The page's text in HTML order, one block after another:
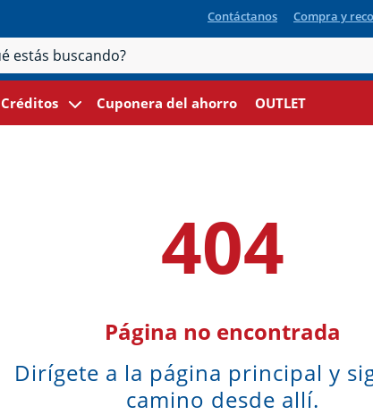
Contáctanos Compra y
Créditos Cuponera del ahorro OUTLET
404
Página no encontrada
Dirígete a la página principal y
camino desde allí.